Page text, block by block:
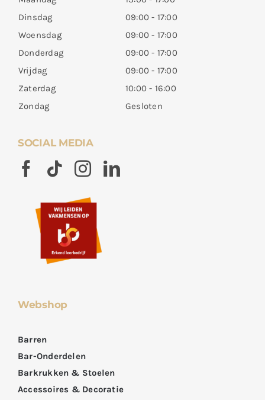
Dinsdag
09:00 - 17:00
Woensdag
09:00 - 17:00
Donderdag
09:00 - 17:00
Vrijdag
09:00 - 17:00
Zaterdag
10:00 - 16:00
Zondag
Gesloten
SOCIAL MEDIA
Webshop
Barren
Bar-Onderdelen
Barkrukken & Stoelen
Accessoires & Decoratie